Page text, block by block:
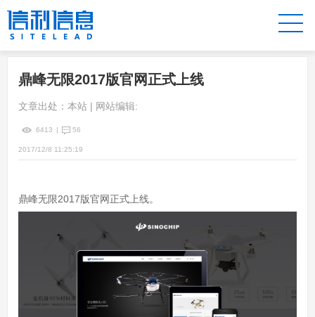
鼎峰无限2017版官网正式上线
文章出处：本站 | 网站编辑:
6413 | 56
2017/12/8 11:25:19
鼎峰无限2017版官网正式上线。